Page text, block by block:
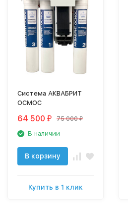
Система АКВАБРИТ
ОСМОС
64 500 ₽ 75 000 ₽
В наличии
В корзину
Купить в 1 клик